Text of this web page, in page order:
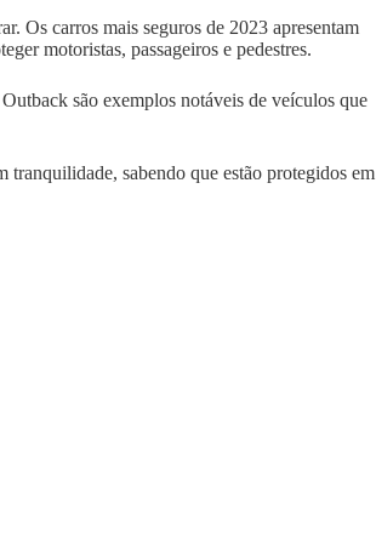
Os carros mais seguros de 2023 apresentam
motoristas, passageiros e pedestres.
são exemplos notáveis de veículos que
tranquilidade, sabendo que estão protegidos em